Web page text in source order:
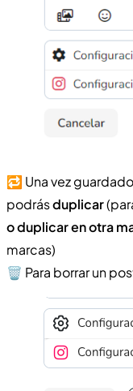
🔁 Una vez
podrásduplicar
o duplicar en otra
marcas)
🗑️ Para borrar un